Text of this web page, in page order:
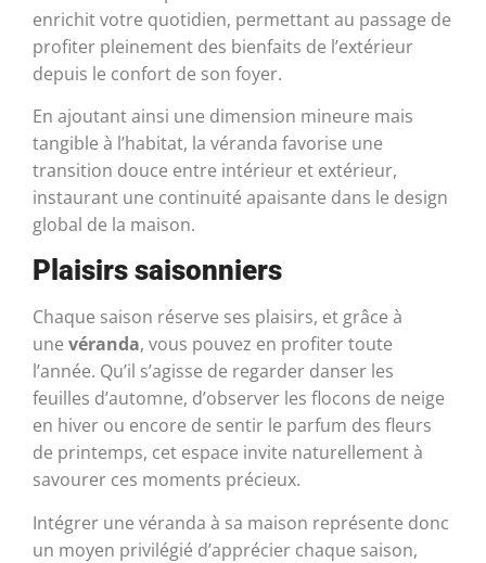
enrichit votre quotidien, permettant au passage de
profiter pleinement des bienfaits de l’extérieur
depuis le confort de son foyer.
En ajoutant ainsi une dimension mineure mais
tangible à l’habitat, la véranda favorise une
transition douce entre intérieur et extérieur,
instaurant une continuité apaisante dans le design
global de la maison.
Plaisirs saisonniers
Chaque saison réserve ses plaisirs, et grâce à
une véranda, vous pouvez en profiter toute
l’année. Qu’il s’agisse de regarder danser les
feuilles d’automne, d’observer les flocons de neige
en hiver ou encore de sentir le parfum des fleurs
de printemps, cet espace invite naturellement à
savourer ces moments précieux.
Intégrer une véranda à sa maison représente donc
un moyen privilégié d’apprécier chaque saison,